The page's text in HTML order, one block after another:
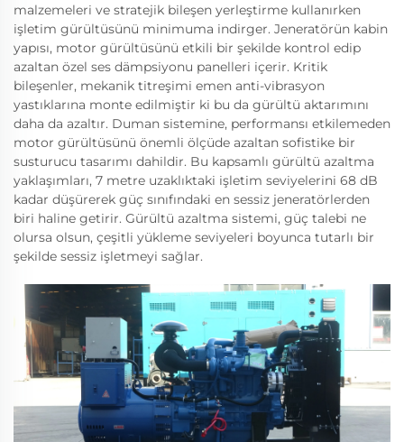
malzemeleri ve stratejik bileşen yerleştirme kullanırken
işletim gürültüsünü minimuma indirger. Jeneratörün kabin
yapısı, motor gürültüsünü etkili bir şekilde kontrol edip
azaltan özel ses dämpsiyonu panelleri içerir. Kritik
bileşenler, mekanik titreşimi emen anti-vibrasyon
yastıklarına monte edilmiştir ki bu da gürültü aktarımını
daha da azaltır. Duman sistemine, performansı etkilemeden
motor gürültüsünü önemli ölçüde azaltan sofistike bir
susturucu tasarımı dahildir. Bu kapsamlı gürültü azaltma
yaklaşımları, 7 metre uzaklıktaki işletim seviyelerini 68 dB
kadar düşürerek güç sınıfındaki en sessiz jeneratörlerden
biri haline getirir. Gürültü azaltma sistemi, güç talebi ne
olursa olsun, çeşitli yükleme seviyeleri boyunca tutarlı bir
şekilde sessiz işletmeyi sağlar.